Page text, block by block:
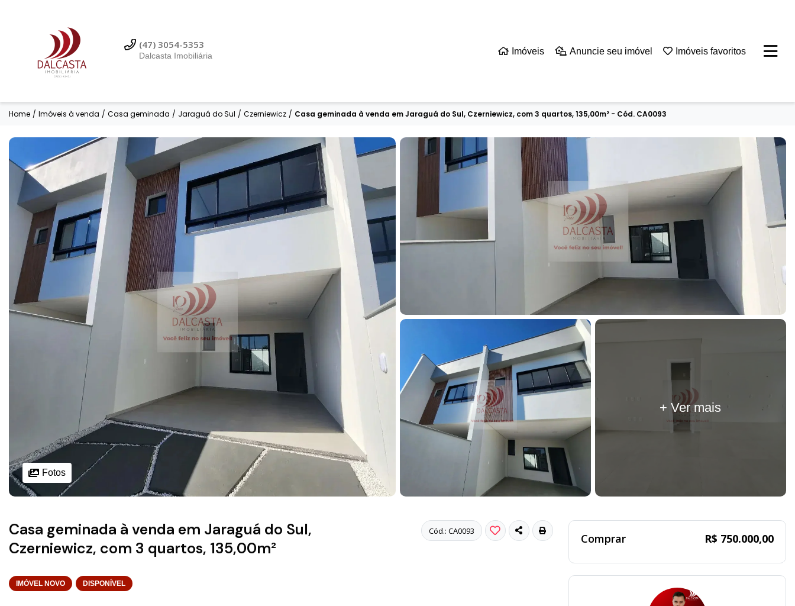
(47) 3054-5353
Dalcasta Imobiliária
Imóveis Anuncie seu imóvel Imóveis favoritos
Home / Imóveis à venda / Casa geminada / Jaraguá do Sul / Czerniewicz / Casa geminada à venda em Jaraguá do Sul, Czerniewicz, com 3 quartos, 135,00m² - Cód. CA0093
Fotos
+ Ver mais
Cód.: CA0093
Casa geminada à venda em Jaraguá do Sul,
Czerniewicz, com 3 quartos, 135,00m²
IMÓVEL NOVO DISPONÍVEL
Comprar R$ 750.000,00